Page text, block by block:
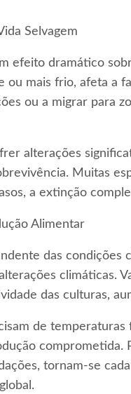
Selvagem
efeito dramático
ou mais frio, afeta a
ou a migrar para
alterações
Muitas
a extinção
Alimentar
das condições
climáticas.
das culturas,
de
comprometida.
tornam-se